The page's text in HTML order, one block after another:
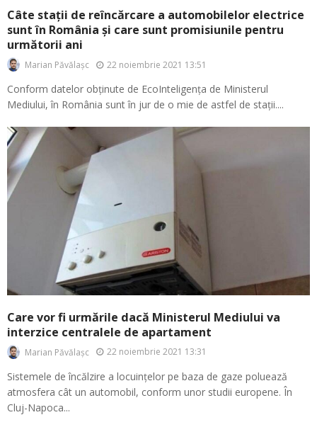
Câte stații de reîncărcare a automobilelor electrice
sunt în România și care sunt promisiunile pentru
următorii ani
Marian Păvălașc 22 noiembrie 2021 13:51
Conform datelor obținute de EcoInteligența de Ministerul
Mediului, în România sunt în jur de o mie de astfel de stații....
Care vor fi urmările dacă Ministerul Mediului va
interzice centralele de apartament
Marian Păvălașc 22 noiembrie 2021 13:31
Sistemele de încălzire a locuințelor pe baza de gaze poluează
atmosfera cât un automobil, conform unor studii europene. În
Cluj-Napoca...